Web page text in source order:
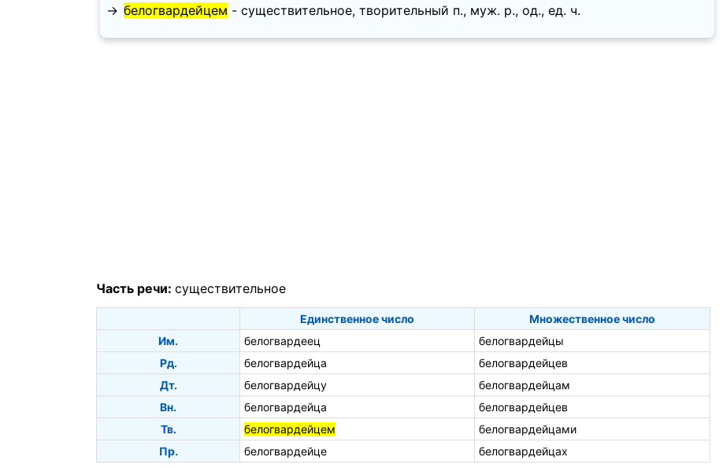
→ белогвардейцем - существительное, творительный п., муж. p., од., ед. ч.
Часть речи: существительное
Единственное число
Множественное число
Им.
белогвардеец
белогвардейцы
Рд.
белогвардейца
белогвардейцев
Дт.
белогвардейцу
белогвардейцам
Вн.
белогвардейца
белогвардейцев
Тв.
белогвардейцем
белогвардейцами
Пр.
белогвардейце белогвардейцах